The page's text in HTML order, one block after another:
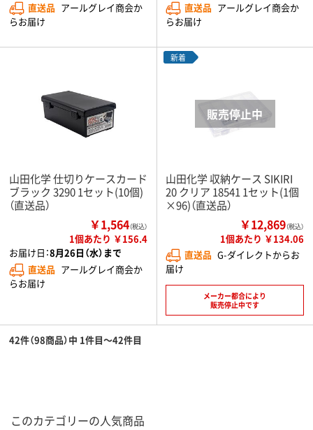
直送品 アールグレイ商会か
らお届け
直送品 アールグレイ商会か
らお届け
山田化学 仕切りケースカード
ブラック 3290 1セット(10個)
（直送品）
￥1,564（税込）
1個あたり ￥156.4
お届け日：8月26日（水）まで
直送品 アールグレイ商会か
らお届け
新着
山田化学 収納ケース SIKIRI
20 クリア 18541 1セット(1個
×96)（直送品）
￥12,869（税込）
1個あたり ￥134.06
直送品 G-ダイレクトからお
届け
メーカー都合により
販売停止中です
42件（98商品）中 1件目～42件目
このカテゴリーの人気商品